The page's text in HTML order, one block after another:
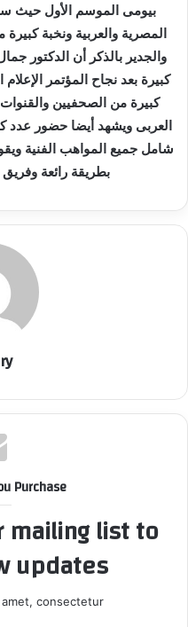
ر
و
ن
ي
ا
بيومى الموسم الأول حيث
المصرية والعربية ونخبة كبيرة
والجدير بالذكر أن الدكتور
كبيرة بعد نجاح المؤتمر
كبيرة من الصحفيين والقنوات
العربى ويشهد أيضا حضور عدد
شامل جميع المواهب الفنية
بطريقة رائعة
Purchase
mailing list to
updates!
consectetur.